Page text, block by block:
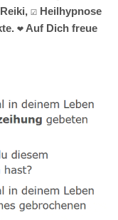
☑️ Heilhypnose
❤ Auf Dich freue